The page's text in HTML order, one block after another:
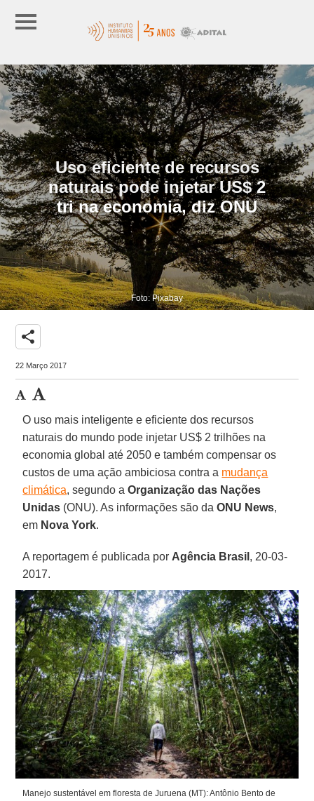
Uso eficiente de recursos
naturais pode injetar US$ 2
tri na economia, diz ONU
Foto: Pixabay
share
22 Março 2017
O uso mais inteligente e eficiente dos recursos
naturais do mundo pode injetar US$ 2 trilhões na
economia global até 2050 e também compensar os
custos de uma ação ambiciosa contra a mudança
climática, segundo aOrganização das Nações
Unidas (ONU). As informações são daONU News,
em Nova York.
A reportagem é publicada por Agência Brasil , 20-03-
2017.
Manejo sustentável em floresta de Juruena (MT): Antônio Bento de